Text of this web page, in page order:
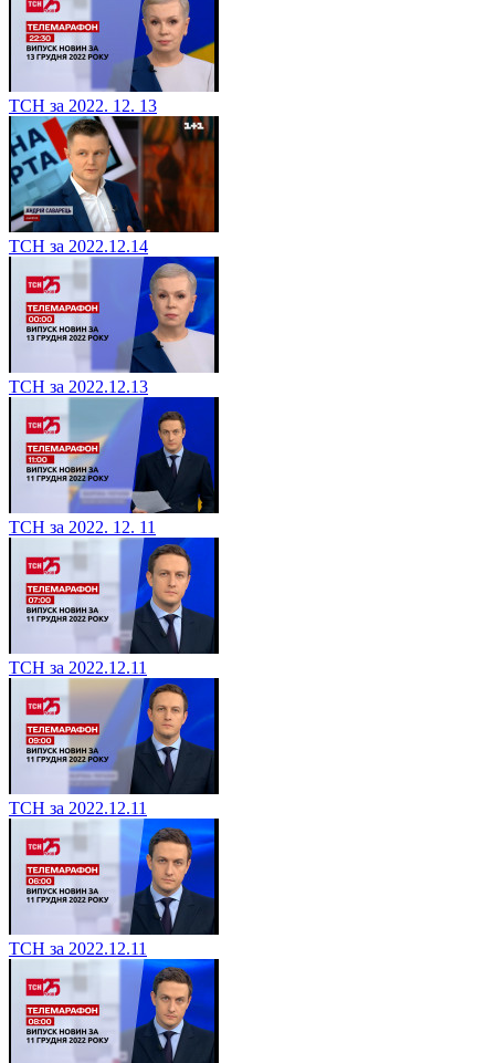
ТСН за 2022. 12. 13
ТСН за 2022.12.14
ТСН за 2022.12.13
ТСН за 2022. 12. 11
ТСН за 2022.12.11
ТСН за 2022.12.11
ТСН за 2022.12.11